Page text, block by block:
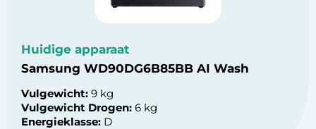
Huidige apparaat
Samsung WD90DG6B85BB AI Wash
Vulgewicht: 9 kg
Vulgewicht Drogen: 6 kg
Energieklasse: D